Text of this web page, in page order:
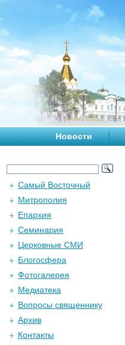
Новости
Самый Восточный
Митрополия
Епархия
Семинария
Церковные СМИ
Блогосфера
Фотогалерея
Медиатека
Вопросы священнику
Архив
Контакты